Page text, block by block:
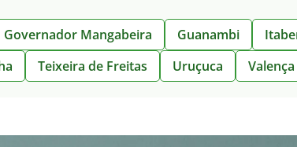
Governador Mangabeira Guanambi
Teixeira de Freitas Uruçuca Valença